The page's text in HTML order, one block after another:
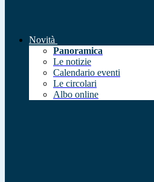
Novità
Panoramica
Le notizie
Calendario eventi
Le circolari
Albo online